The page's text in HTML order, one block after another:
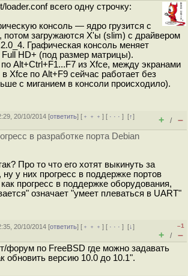
всего одну строчку:
консоль — ядро грузится с
потом загружаются X'ы (slim) с драйвером
Графическая консоль меняет
HD+ (под размер матрицы).
Alt+Ctrl+F1...F7 из Xfce, между экранами
Xfce по Alt+F9 сейчас работает без
с миганием в консоли происходило).
20/10/2014 [ответить] [ ﹢﹢﹢] [ · · ·][↑]
+ / –
в разработке порта Debian
Про то что его хотят выкинуть за
ну у них прогресс в поддержке портов
прогресс в поддержке оборудования,
означает "умеет плеваться в UART"
20/10/2014 [ответить] [ ﹢﹢﹢] [ · · ·][↓]
–1
+ / –
форум по FreeBSD где можно задавать
обновить версию 10.0 до 10.1".